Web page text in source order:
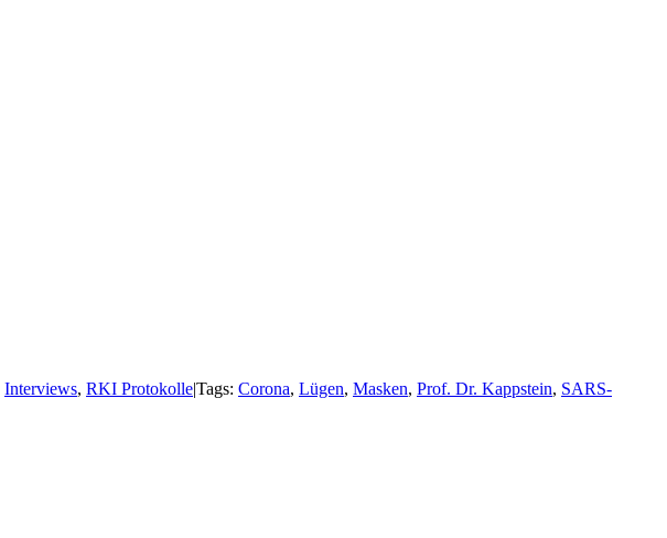
Interviews, RKI Protokolle|Tags: Corona, Lügen, Masken, Prof. Dr. Kappstein, SARS-